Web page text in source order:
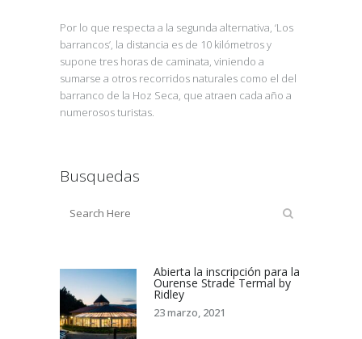
Por lo que respecta a la segunda alternativa, ‘Los
barrancos’, la distancia es de 10 kilómetros y
supone tres horas de caminata, viniendo a
sumarse a otros recorridos naturales como el del
barranco de la Hoz Seca, que atraen cada año a
numerosos turistas.
Busquedas
Abierta la inscripción para la
Ourense Strade Termal by
Ridley
23 marzo, 2021